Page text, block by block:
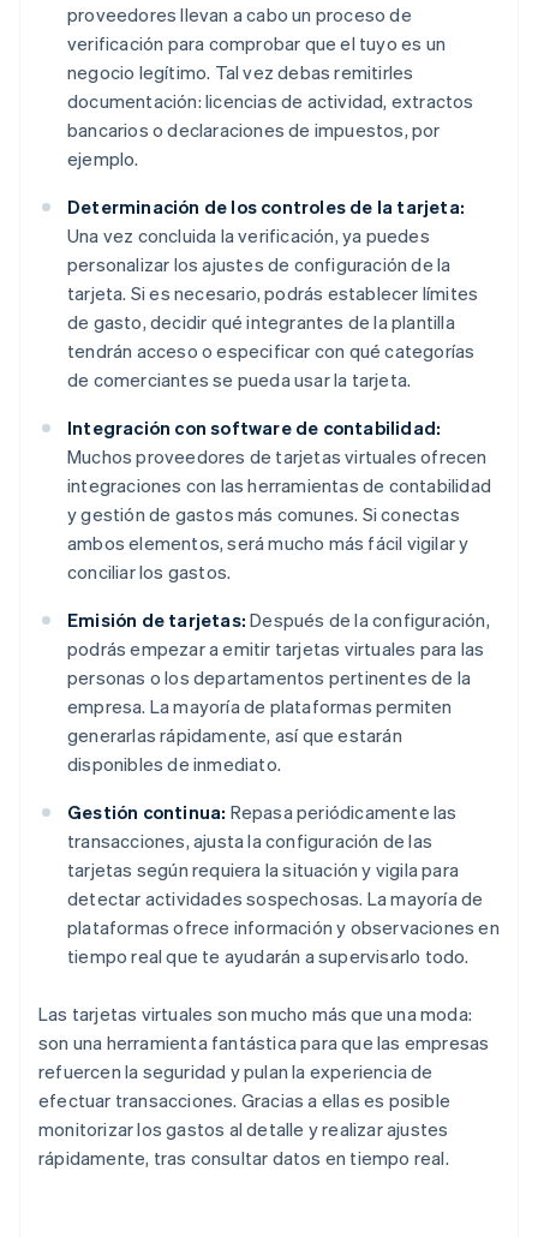
proveedores llevan a cabo un proceso de
verificación para comprobar que el tuyo es un
negocio legítimo. Tal vez debas remitirles
documentación: licencias de actividad, extractos
bancarios o declaraciones de impuestos, por
ejemplo.
Determinación de los controles de la tarjeta:
Una vez concluida la verificación, ya puedes
personalizar los ajustes de configuración de la
tarjeta. Si es necesario, podrás establecer límites
de gasto, decidir qué integrantes de la plantilla
tendrán acceso o especificar con qué categorías
de comerciantes se pueda usar la tarjeta.
Integración con software de contabilidad:
Muchos proveedores de tarjetas virtuales ofrecen
integraciones con las herramientas de contabilidad
y gestión de gastos más comunes. Si conectas
ambos elementos, será mucho más fácil vigilar y
conciliar los gastos.
Emisión de tarjetas: Después de la configuración,
podrás empezar a emitir tarjetas virtuales para las
personas o los departamentos pertinentes de la
empresa. La mayoría de plataformas permiten
generarlas rápidamente, así que estarán
disponibles de inmediato.
Gestión continua: Repasa periódicamente las
transacciones, ajusta la configuración de las
tarjetas según requiera la situación y vigila para
detectar actividades sospechosas. La mayoría de
plataformas ofrece información y observaciones en
tiempo real que te ayudarán a supervisarlo todo.
Las tarjetas virtuales son mucho más que una moda:
son una herramienta fantástica para que las empresas
refuercen la seguridad y pulan la experiencia de
efectuar transacciones. Gracias a ellas es posible
monitorizar los gastos al detalle y realizar ajustes
rápidamente, tras consultar datos en tiempo real.
Alemania